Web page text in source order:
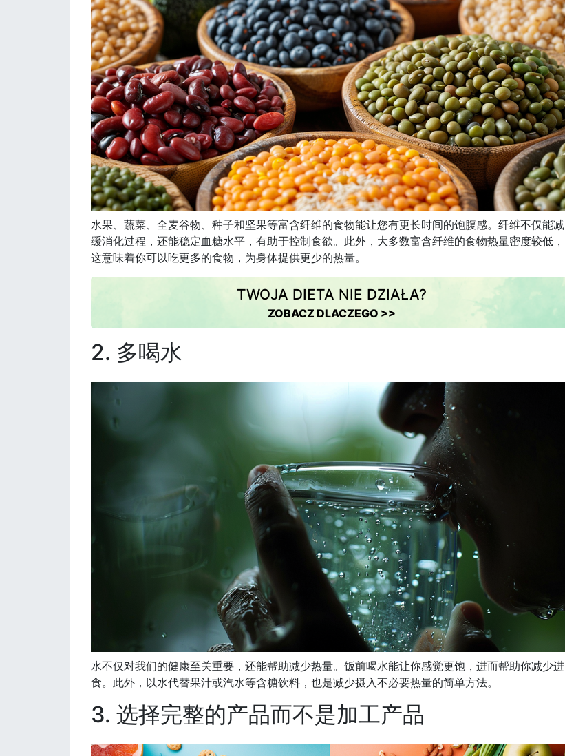
水果、蔬菜、全麦谷物、种子和坚果等富含纤维的食物能让您有更长时间的饱腹感。纤维不仅能减
缓消化过程，还能稳定血糖水平，有助于控制食欲。此外，大多数富含纤维的食物热量密度较低，
这意味着你可以吃更多的食物，为身体提供更少的热量。
TWOJA DIETA NIE DZIAŁA?
ZOBACZ DLACZEGO >>
2. 多喝水
水不仅对我们的健康至关重要，还能帮助减少热量。饭前喝水能让你感觉更饱，进而帮助你减少进
食。此外，以水代替果汁或汽水等含糖饮料，也是减少摄入不必要热量的简单方法。
3. 选择完整的产品而不是加工产品